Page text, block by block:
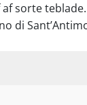
sorte
di